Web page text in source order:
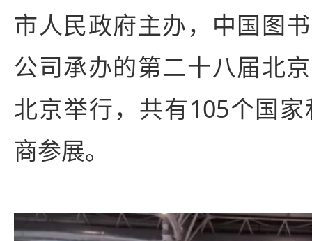
市人民政府主办，中国图
公司承办的第二十八届北
北京举行，共有105个国
商参展。